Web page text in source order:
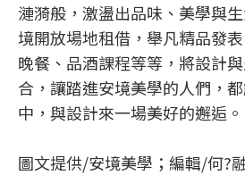
漣漪般，激盪出品味、美學與
境開放場地租借，舉凡精品發
晚餐、品酒課程等等，將設計
合，讓踏進安境美學的人們，
中，與設計來一場美好的邂逅。
圖文提供/安境美學；編輯/何?